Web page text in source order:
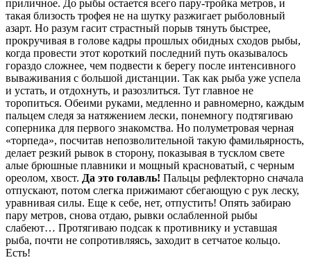
приличное. До рыбы остается всего пару-тройка метров, и
такая близость трофея не на шутку разжигает рыболовный
азарт. Но разум гасит страстный порыв тянуть быстрее,
прокручивая в голове кадры прошлых обидных сходов рыбы,
когда провести этот короткий последний путь оказывалось
гораздо сложнее, чем подвести к берегу после интенсивного
вываживания с большой дистанции. Так как рыба уже успела
и устать, и отдохнуть, и разозлиться. Тут главное не
торопиться. Обеими руками, медленно и равномерно, каждым
пальцем следя за натяжением лески, понемногу подтягиваю
соперника для первого знакомства. Но полуметровая черная
«торпеда», посчитав непозволительной такую фамильярность,
делает резкий рывок в сторону, показывая в тусклом свете
алые брюшные плавники и мощный красноватый, с черным
ореолом, хвост. Да это голавль! Пальцы рефлекторно сначала
отпускают, потом слегка прижимают сбегающую с рук леску,
уравнивая силы. Еще к себе, нет, отпустить! Опять забираю
пару метров, снова отдаю, рывки ослабленной рыбы
слабеют… Протягиваю подсак к противнику и уставшая
рыба, почти не сопротивляясь, заходит в сетчатое кольцо.
Есть!